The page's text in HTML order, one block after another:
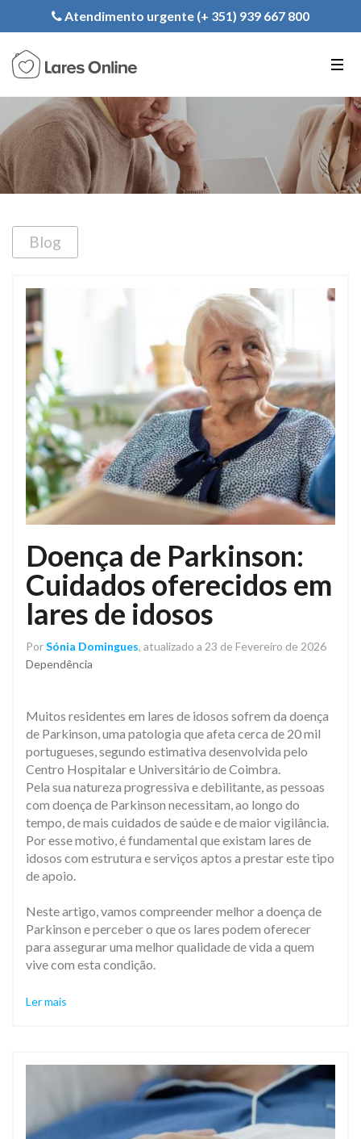
Inscription
Atendimento urgente (+ 351) 939 667 800
Blog
Doença de Parkinson:
Cuidados oferecidos em
lares de idosos
PorSónia Domingues, atualizado a 23 de Fevereiro de 2026
Dependência
Muitos residentes em lares de idosos sofrem da doença
de Parkinson, uma patologia que afeta cerca de 20 mil
portugueses, segundo estimativa desenvolvida pelo
Centro Hospitalar e Universitário de Coimbra.
Pela sua natureza progressiva e debilitante, as pessoas
com doença de Parkinson necessitam, ao longo do
tempo, de mais cuidados de saúde e de maior vigilância.
Por esse motivo, é fundamental que existam lares de
idosos com estrutura e serviços aptos a prestar este tipo
de apoio.
Neste artigo, vamos compreender melhor a doença de
Parkinson e perceber o que os lares podem oferecer
para assegurar uma melhor qualidade de vida a quem
vive com esta condição.
Ler mais